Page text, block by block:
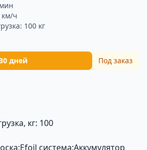
км/ч
100 кг
дней Под заказ
кг: 100
система;Аккумулятор